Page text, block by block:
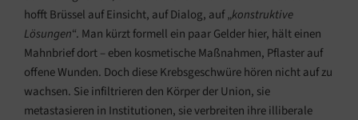
hofft Brüssel auf Einsicht, auf Dialog, auf „konstruktive
Lösungen“. Man kürzt formell ein paar Gelder hier, hält einen
Mahnbrief dort – eben kosmetische Maßnahmen, Pflaster auf
offene Wunden. Doch diese Krebsgeschwüre hören nicht auf zu
wachsen. Sie infiltrieren den Körper der Union, sie
metastasieren in Institutionen, sie verbreiten ihre illiberale